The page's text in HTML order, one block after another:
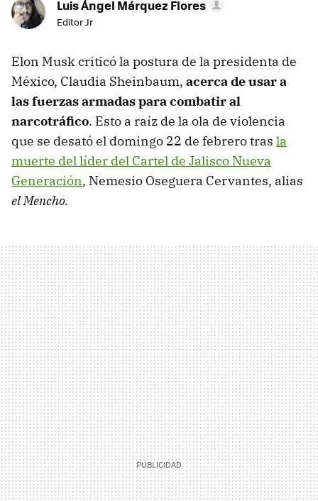
Luis Ángel Márquez Flores
Editor Jr
Elon Musk criticó la postura de la presidenta de
México, Claudia Sheinbaum, acerca de usar a
las fuerzas armadas para combatir al
narcotráfico. Esto a raíz de la ola de violencia
que se desató el domingo 22 de febrero tras la
muerte del líder del Cartel de Jalisco Nueva
Generación, Nemesio Oseguera Cervantes, alias
elMencho.